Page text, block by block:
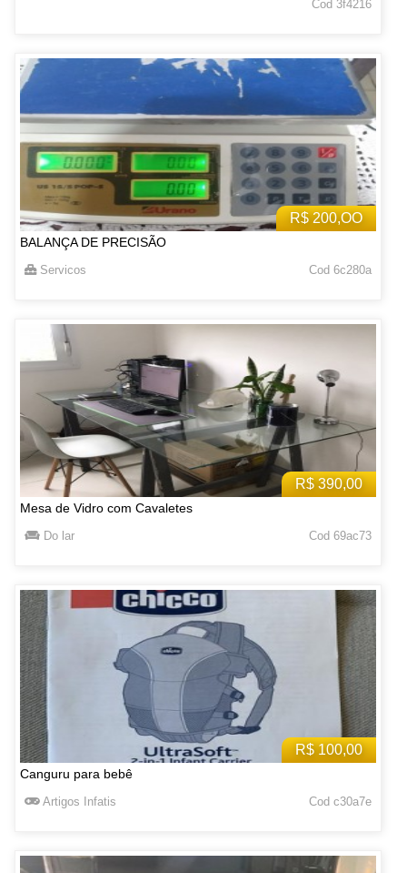
Cod 3f4216
R$ 200,OO
BALANÇA DE PRECISÃO
Servicos Cod 6c280a
R$ 390,00
Mesa de Vidro com Cavaletes
Do lar Cod 69ac73
R$ 100,00
Canguru para bebê
Artigos Infatis Cod c30a7e